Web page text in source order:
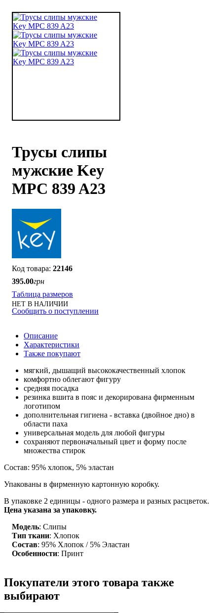
Трусы слипы
мужские Key
MPC 839 A23
22146
395.00грн
Таблица размеров
НЕТ В НАЛИЧИИ
Сообщить о поступлении
Описание
Характеристики
Также покупают
мягкий, дышащий высококачественный хлопок
комфортно облегают фигуру
средняя посадка
резинка вшита в пояс и декорирована фирменным
логотипом
дополнительная гигиена - вставка (двойное дно) в
области паха
универсальная модель для любой фигуры
сохраняют первоначальный цвет и форму после
множества стирок
Состав: 95% хлопок, 5% эластан
Упакованы в фирменную картонную коробку.
В упаковке 2 единицы - одного размера и разных расцветок.
Цена указана за упаковку.
Модель: Слипы
Тип ткани: Хлопок
Состав: 95% Хлопок / 5% Эластан
Особенности: Принт
Покупатели этого товара также
выбирают